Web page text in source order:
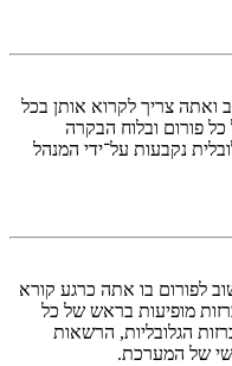
ואתה צריך לקרוא אותן בכל
פורום ובלוח הבקרה
נקבעות על־ידי המנהל
לפורום בו אתה כרגע קורא
מופיעות בראש של כל
הגלובליות, הרשאות
של המערכת.